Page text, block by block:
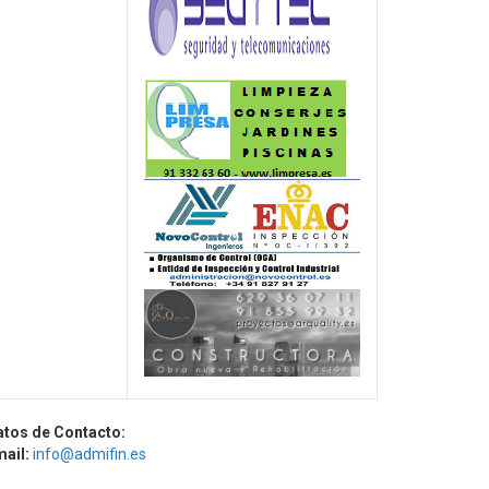
de Contacto:
info@admifin.es